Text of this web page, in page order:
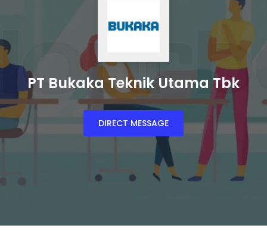
PT Bukaka Teknik Utama Tbk
DIRECT MESSAGE